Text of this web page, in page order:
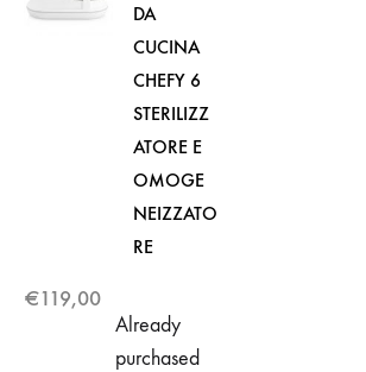
DA
CUCINA
CHEFY 6
STERILIZZ
ATORE E
OMOGE
NEIZZATO
RE
€119,00
Already
purchased